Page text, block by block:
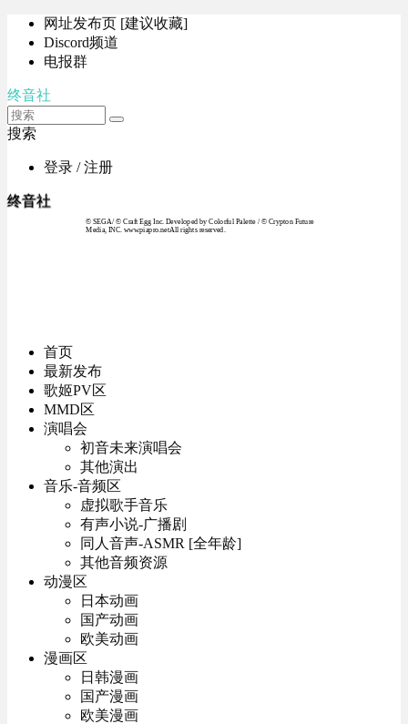
网址发布页 [建议收藏]
Discord频道
电报群
终音社
搜索
登录 / 注册
终音社
© SEGA / © Craft Egg Inc. Developed by Colorful Palette / © Crypton Future
Media, INC. www.piapro.netAll rights reserved.
首页
最新发布
歌姬PV区
MMD区
演唱会
初音未来演唱会
其他演出
音乐-音频区
虚拟歌手音乐
有声小说-广播剧
同人音声-ASMR [全年龄]
其他音频资源
动漫区
日本动画
国产动画
欧美动画
漫画区
日韩漫画
国产漫画
欧美漫画